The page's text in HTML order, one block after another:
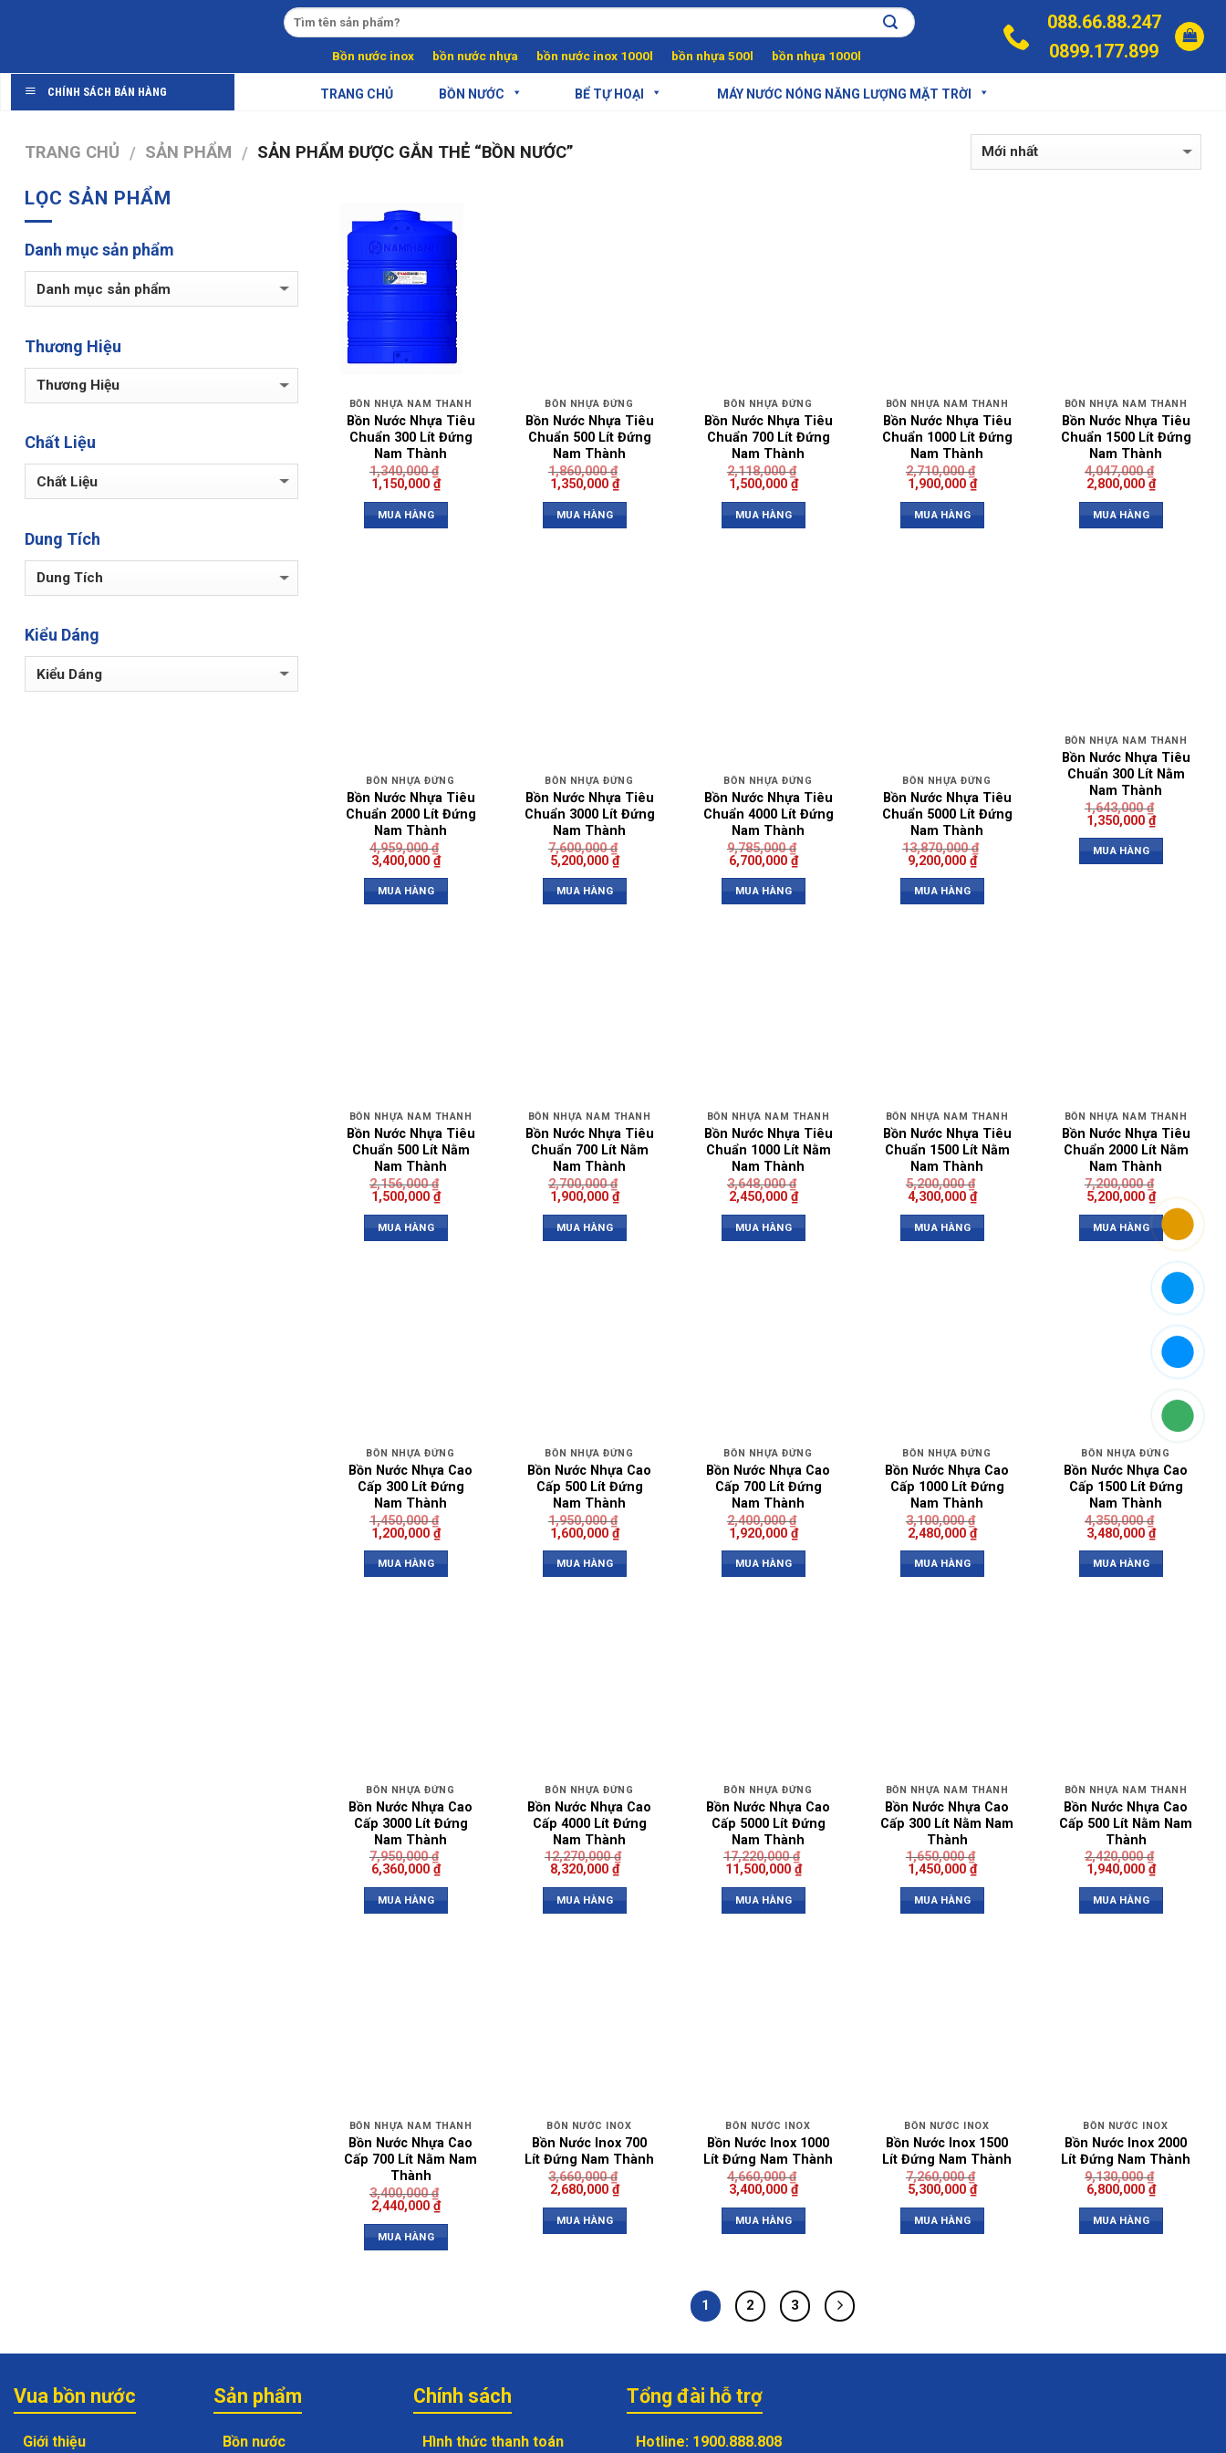
Bồn nước inox bồn nước nhựa bồn nước inox 1000l bồn nhựa 500l bồn nhựa 1000l
088.66.88.247
0899.177.899
CHÍNH SÁCH BÁN HÀNG TRANG CHỦ BỒN NƯỚC BỂ TỰ HOẠI MÁY NƯỚC NÓNG NĂNG LƯỢNG MẶT TRỜI
TRANG CHỦ / SẢN PHẨM / SẢN PHẨM ĐƯỢC GẮN THẺ “BỒN NƯỚC”
LỌC SẢN PHẨM
Danh mục sản phẩm
Thương Hiệu
Chất Liệu
Dung Tích
Kiểu Dáng
BỒN NHỰA NAM THÀNH
Bồn Nước Nhựa Tiêu
Chuẩn 300 Lít Đứng
Nam Thành
1,340,000₫
1,150,000 ₫
MUA HÀNG
BỒN NHỰA ĐỨNG
Bồn Nước Nhựa Tiêu
Chuẩn 500 Lít Đứng
Nam Thành
1,860,000₫
1,350,000 ₫
MUA HÀNG
BỒN NHỰA ĐỨNG
Bồn Nước Nhựa Tiêu
Chuẩn 700 Lít Đứng
Nam Thành
2,118,000₫
1,500,000 ₫
MUA HÀNG
BỒN NHỰA NAM THÀNH
Bồn Nước Nhựa Tiêu
Chuẩn 1000 Lít Đứng
Nam Thành
2,710,000₫
1,900,000 ₫
MUA HÀNG
BỒN NHỰA NAM THÀNH
Bồn Nước Nhựa Tiêu
Chuẩn 1500 Lít Đứng
Nam Thành
4,047,000₫
2,800,000 ₫
MUA HÀNG
BỒN NHỰA ĐỨNG
Bồn Nước Nhựa Tiêu
Chuẩn 2000 Lít Đứng
Nam Thành
4,959,000₫
3,400,000 ₫
MUA HÀNG
BỒN NHỰA ĐỨNG
Bồn Nước Nhựa Tiêu
Chuẩn 3000 Lít Đứng
Nam Thành
7,600,000₫
5,200,000 ₫
MUA HÀNG
BỒN NHỰA ĐỨNG
Bồn Nước Nhựa Tiêu
Chuẩn 4000 Lít Đứng
Nam Thành
9,785,000₫
6,700,000 ₫
MUA HÀNG
BỒN NHỰA ĐỨNG
Bồn Nước Nhựa Tiêu
Chuẩn 5000 Lít Đứng
Nam Thành
13,870,000₫
9,200,000 ₫
MUA HÀNG
BỒN NHỰA NAM THÀNH
Bồn Nước Nhựa Tiêu
Chuẩn 300 Lít Nằm
Nam Thành
1,643,000₫
1,350,000 ₫
MUA HÀNG
BỒN NHỰA NAM THÀNH
Bồn Nước Nhựa Tiêu
Chuẩn 500 Lít Nằm
Nam Thành
2,156,000₫
1,500,000 ₫
MUA HÀNG
BỒN NHỰA NAM THÀNH
Bồn Nước Nhựa Tiêu
Chuẩn 700 Lít Nằm
Nam Thành
2,700,000₫
1,900,000 ₫
MUA HÀNG
BỒN NHỰA NAM THÀNH
Bồn Nước Nhựa Tiêu
Chuẩn 1000 Lít Nằm
Nam Thành
3,648,000₫
2,450,000 ₫
MUA HÀNG
BỒN NHỰA NAM THÀNH
Bồn Nước Nhựa Tiêu
Chuẩn 1500 Lít Nằm
Nam Thành
5,200,000₫
4,300,000 ₫
MUA HÀNG
BỒN NHỰA NAM THÀNH
Bồn Nước Nhựa Tiêu
Chuẩn 2000 Lít Nằm
Nam Thành
7,200,000₫
5,200,000 ₫
MUA HÀNG
BỒN NHỰA ĐỨNG
Bồn Nước Nhựa Cao
Cấp 300 Lít Đứng
Nam Thành
1,450,000₫
1,200,000 ₫
MUA HÀNG
BỒN NHỰA ĐỨNG
Bồn Nước Nhựa Cao
Cấp 500 Lít Đứng
Nam Thành
1,950,000₫
1,600,000 ₫
MUA HÀNG
BỒN NHỰA ĐỨNG
Bồn Nước Nhựa Cao
Cấp 700 Lít Đứng
Nam Thành
2,400,000₫
1,920,000 ₫
MUA HÀNG
BỒN NHỰA ĐỨNG
Bồn Nước Nhựa Cao
Cấp 1000 Lít Đứng
Nam Thành
3,100,000₫
2,480,000 ₫
MUA HÀNG
BỒN NHỰA ĐỨNG
Bồn Nước Nhựa Cao
Cấp 1500 Lít Đứng
Nam Thành
4,350,000₫
3,480,000 ₫
MUA HÀNG
BỒN NHỰA ĐỨNG
Bồn Nước Nhựa Cao
Cấp 3000 Lít Đứng
Nam Thành
7,950,000₫
6,360,000 ₫
MUA HÀNG
BỒN NHỰA ĐỨNG
Bồn Nước Nhựa Cao
Cấp 4000 Lít Đứng
Nam Thành
12,270,000₫
8,320,000 ₫
MUA HÀNG
BỒN NHỰA ĐỨNG
Bồn Nước Nhựa Cao
Cấp 5000 Lít Đứng
Nam Thành
17,220,000₫
11,500,000 ₫
MUA HÀNG
BỒN NHỰA NAM THÀNH
Bồn Nước Nhựa Cao
Cấp 300 Lít Nằm Nam
Thành
1,650,000₫
1,450,000 ₫
MUA HÀNG
BỒN NHỰA NAM THÀNH
Bồn Nước Nhựa Cao
Cấp 500 Lít Nằm Nam
Thành
2,420,000₫
1,940,000 ₫
MUA HÀNG
BỒN NHỰA NAM THÀNH
Bồn Nước Nhựa Cao
Cấp 700 Lít Nằm Nam
Thành
3,400,000₫
2,440,000 ₫
MUA HÀNG
BỒN NƯỚC INOX
Bồn Nước Inox 700
Lít Đứng Nam Thành
3,660,000₫
2,680,000 ₫
MUA HÀNG
BỒN NƯỚC INOX
Bồn Nước Inox 1000
Lít Đứng Nam Thành
4,660,000₫
3,400,000 ₫
MUA HÀNG
BỒN NƯỚC INOX
Bồn Nước Inox 1500
Lít Đứng Nam Thành
7,260,000₫
5,300,000 ₫
MUA HÀNG
BỒN NƯỚC INOX
Bồn Nước Inox 2000
Lít Đứng Nam Thành
9,130,000₫
6,800,000 ₫
MUA HÀNG
1 2 3
Vua bồn nước
Giới thiệu
Sản phẩm
Bồn nước
Chính sách
Hình thức thanh toán
Tổng đài hỗ trợ
Hotline: 1900.888.808